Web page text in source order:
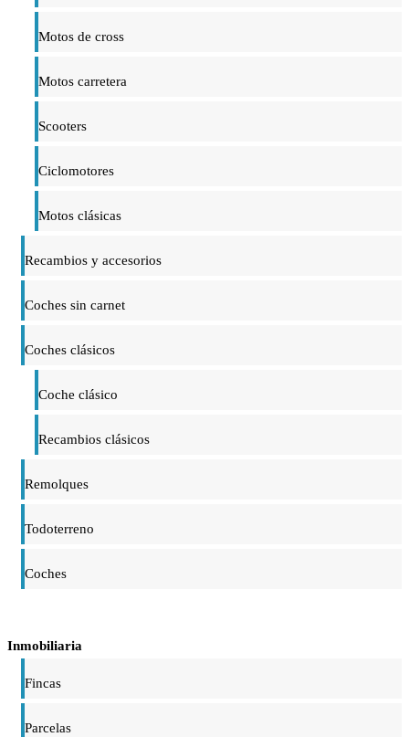
Motos de cross
Motos carretera
Scooters
Ciclomotores
Motos clásicas
Recambios y accesorios
Coches sin carnet
Coches clásicos
Coche clásico
Recambios clásicos
Remolques
Todoterreno
Coches
Inmobiliaria
Fincas
Parcelas